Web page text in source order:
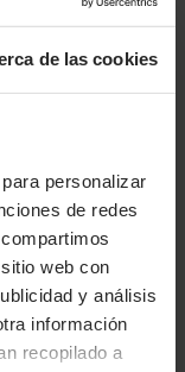
de las cookies
personalizar
de redes
web con
y análisis
información
recopilado a
conservantes.